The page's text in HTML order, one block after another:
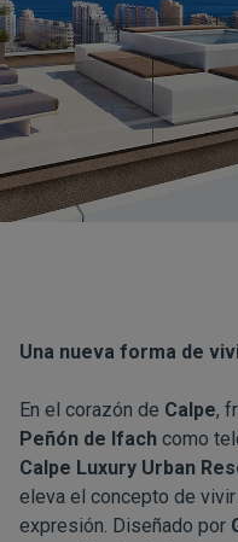
Una nueva forma de
En el corazón de Calpe,
Peñón de Ifach como
Calpe Luxury Urban
eleva el concepto de
expresión. Diseñado por